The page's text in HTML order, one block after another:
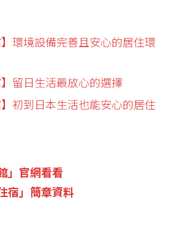
】環境設備完善且安心的居住環
】留日生活最放心的選擇
】初到日本生活也能安心的居住
」官網看看
宿」簡章資料